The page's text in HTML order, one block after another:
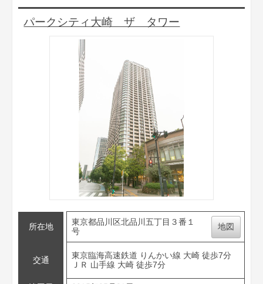
パークシティ大崎 ザ タワー
所在地
東京都品川区北品川五丁目３番１
号
地図
交通
東京臨海高速鉄道 りんかい線 大崎 徒歩7分
ＪＲ 山手線 大崎 徒歩7分